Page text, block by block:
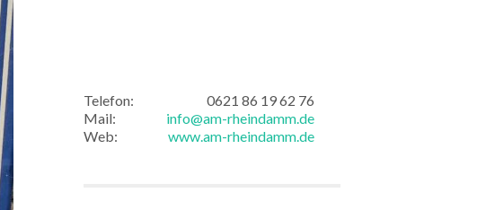
Telefon:
0621 86 19 62 76
Mail:
info@am-rheindamm.de
Web:
www.am-rheindamm.de